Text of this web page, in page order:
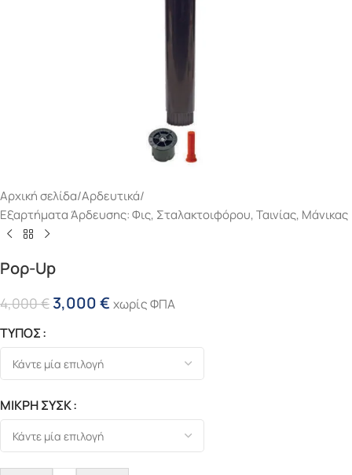
Αρχική σελίδα/Αρδευτικά/
Εξαρτήματα Άρδευσης: Φις, Σταλακτοιφόρου, Ταινίας, Μάνικας
Ρορ-Up
4,000€ 3,000€ χωρίς ΦΠΑ
ΤΥΠΟΣ
ΜΙΚΡΗ ΣΥΣΚ